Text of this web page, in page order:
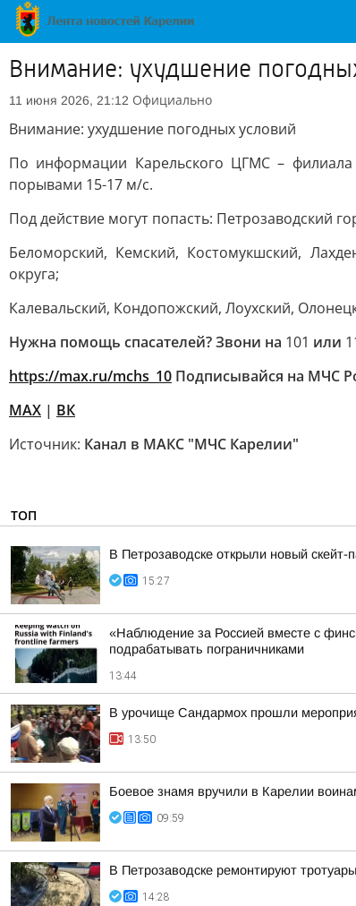
Внимание: ухудшение
11 июня 2026, 21:12 Официально
Внимание: ухудшение погодных условий
По информации Карельского ЦГМС –
порывами 15-17 м/с.
Под действие могут попасть: Петрозаводский
Беломорский, Кемский, Костомукшский,
округа;
Калевальский, Кондопожский, Лоухский,
Нужна помощь спасателей? Звони на 101 или
https://max.ru/mchs_10 Подписывайся на МЧС
MAX | ВК
Источник: Канал в МАКС "МЧС Карелии"
ТОП
В Петрозаводске открыли новый
15:27
«Наблюдение за Россией вместе с
подрабатывать пограничниками
13:44
В урочище Сандармох прошли
13:50
Боевое знамя вручили в Карелии
09:59
В Петрозаводске ремонтируют тротуары
14:28